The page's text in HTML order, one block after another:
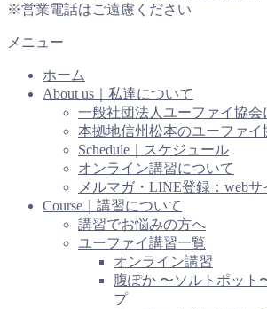
※営業電話はご遠慮ください
メニュー
ホーム
About us｜私達について
一般社団法人ユーファイ協会
本拠地信州松本のユーファイ
Schedule｜スケジュール
オンライン講習について
メルマガ・LINE登録：webサ
Course｜講習について
講習でお悩みの方へ
ユーファイ講習一覧
オンライン講習
腹ぽか 〜ソルトポット
プ